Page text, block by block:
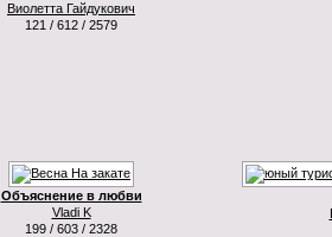
Виолетта Гайдукович
121 / 612 / 2579
Объяснение в любви
Vladi K
199 / 603 / 2328